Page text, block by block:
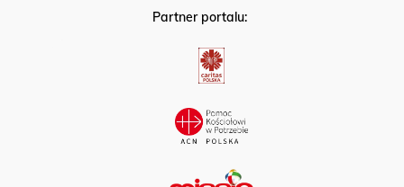
Partner portalu: